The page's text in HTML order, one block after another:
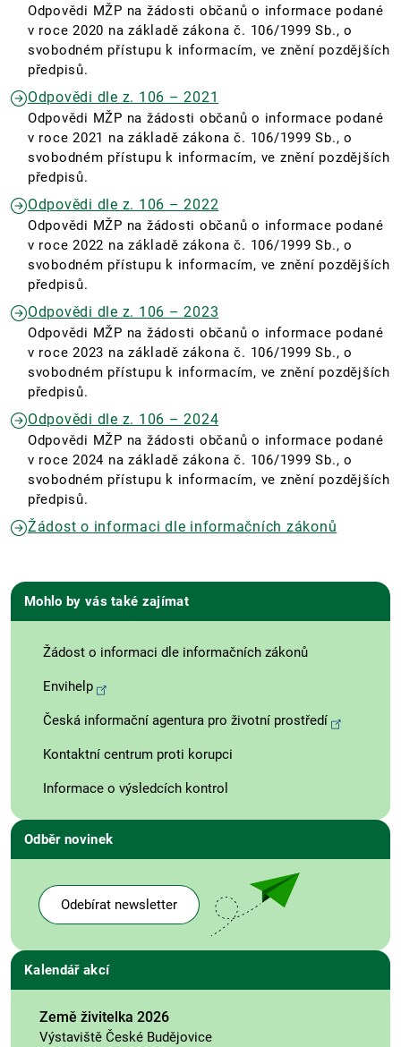
Odpovědi MŽP na žádosti občanů o informace podané
v roce 2020 na základě zákona č. 106/1999 Sb., o
svobodném přístupu k informacím, ve znění pozdějších
předpisů.
Odpovědi dle z. 106 – 2021
Odpovědi MŽP na žádosti občanů o informace podané
v roce 2021 na základě zákona č. 106/1999 Sb., o
svobodném přístupu k informacím, ve znění pozdějších
předpisů.
Odpovědi dle z. 106 – 2022
Odpovědi MŽP na žádosti občanů o informace podané
v roce 2022 na základě zákona č. 106/1999 Sb., o
svobodném přístupu k informacím, ve znění pozdějších
předpisů.
Odpovědi dle z. 106 – 2023
Odpovědi MŽP na žádosti občanů o informace podané
v roce 2023 na základě zákona č. 106/1999 Sb., o
svobodném přístupu k informacím, ve znění pozdějších
předpisů.
Odpovědi dle z. 106 – 2024
Odpovědi MŽP na žádosti občanů o informace podané
v roce 2024 na základě zákona č. 106/1999 Sb., o
svobodném přístupu k informacím, ve znění pozdějších
předpisů.
Žádost o informaci dle informačních zákonů
Mohlo by vás také zajímat
Žádost o informaci dle informačních zákonů
Envihelp
Česká informační agentura pro životní prostředí
Kontaktní centrum proti korupci
Informace o výsledcích kontrol
Odběr novinek
Odebírat newsletter
Kalendář akcí
Země živitelka 2026
Výstaviště České Budějovice